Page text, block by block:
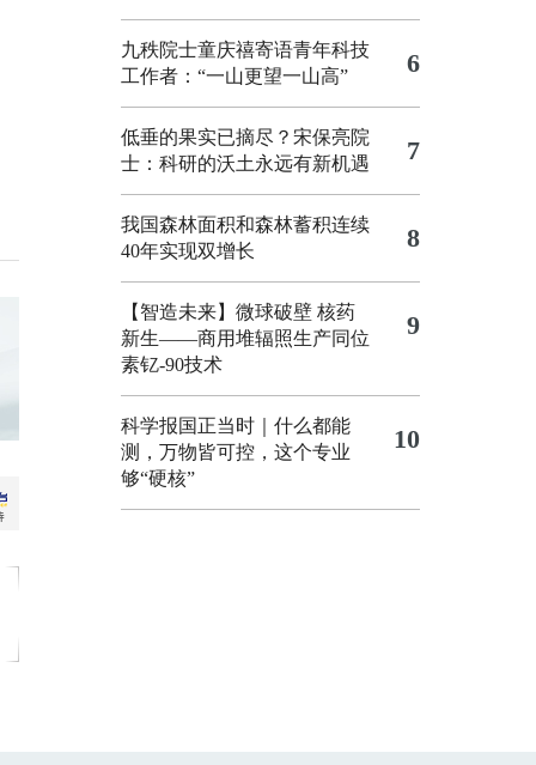
九秩院士童庆禧寄语青年科技
工作者：“一山更望一山高”
6
低垂的果实已摘尽？宋保亮院
士：科研的沃土永远有新机遇
7
我国森林面积和森林蓄积连续
40年实现双增长
8
【智造未来】微球破壁 核药
新生——商用堆辐照生产同位
素钇-90技术
9
科学报国正当时｜什么都能
测，万物皆可控，这个专业
够“硬核”
10